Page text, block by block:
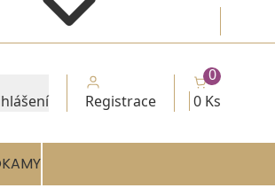
Registrace 0 Ks
0